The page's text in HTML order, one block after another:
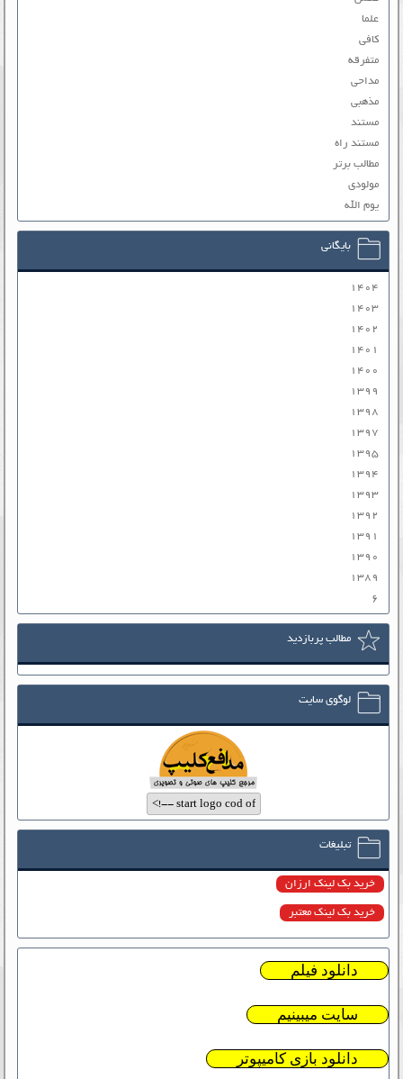
علما
کافی
متفرقه
مداحی
مذهبی
مستند
مستند راه
مطالب برتر
مولودی
یوم الله
بایگانی
۱۴۰۴
۱۴۰۳
۱۴۰۲
۱۴۰۱
۱۴۰۰
۱۳۹۹
۱۳۹۸
۱۳۹۷
۱۳۹۵
۱۳۹۴
۱۳۹۳
۱۳۹۲
۱۳۹۱
۱۳۹۰
۱۳۸۹
۶
مطالب پربازدید
لوگوی سایت
تبلیغات
خرید بک لینک ارزان
خرید بک لینک معتبر
دانلود فیلم
سایت میبینیم
دانلود بازی کامیپوتر